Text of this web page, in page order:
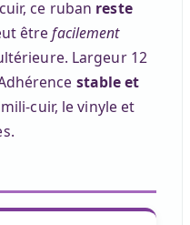
ce ruban reste
êtrefacilement
Largeur 12
stable et
cuir, le vinyle et